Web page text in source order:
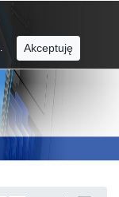
Akceptuję